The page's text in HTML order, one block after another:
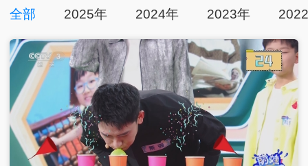
點擊下載
全部 2025年 2024年 2023年